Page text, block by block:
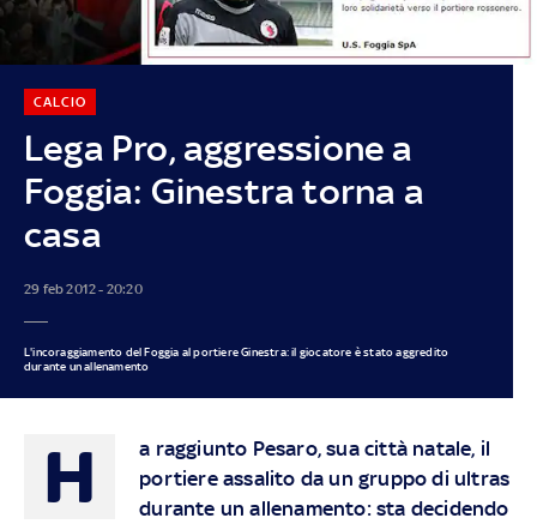
Lega Pro, aggressione a
Foggia: Ginestra torna a
casa
CALCIO
29 feb 2012 - 20:20
L'incoraggiamento del Foggia al portiere Ginestra: il giocatore è stato aggredito
durante un allenamento
H
a raggiunto Pesaro, sua città natale, il
portiere assalito da un gruppo di ultras
durante un allenamento: sta decidendo